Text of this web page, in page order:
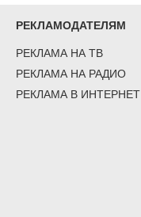
РЕКЛАМОДАТЕЛЯМ
РЕКЛАМА НА ТВ
РЕКЛАМА НА РАДИО
РЕКЛАМА В ИНТЕРНЕТ